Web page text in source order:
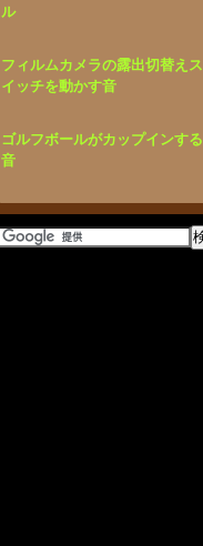
ル
フィルムカメラの露出切替えス
イッチを動かす音
ゴルフボールがカップインする
音